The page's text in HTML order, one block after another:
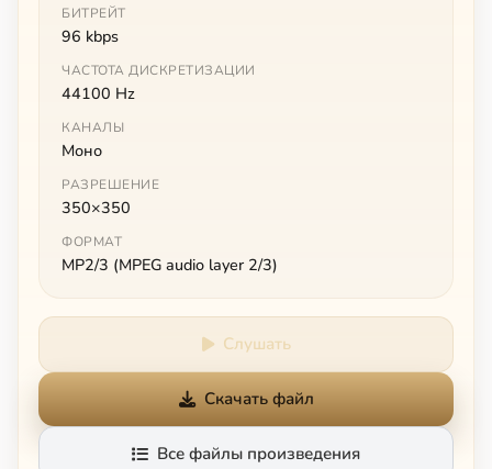
БИТРЕЙТ
96 kbps
ЧАСТОТА ДИСКРЕТИЗАЦИИ
44100 Hz
КАНАЛЫ
Моно
РАЗРЕШЕНИЕ
350×350
ФОРМАТ
MP2/3 (MPEG audio layer 2/3)
Слушать
Скачать файл
Все файлы произведения